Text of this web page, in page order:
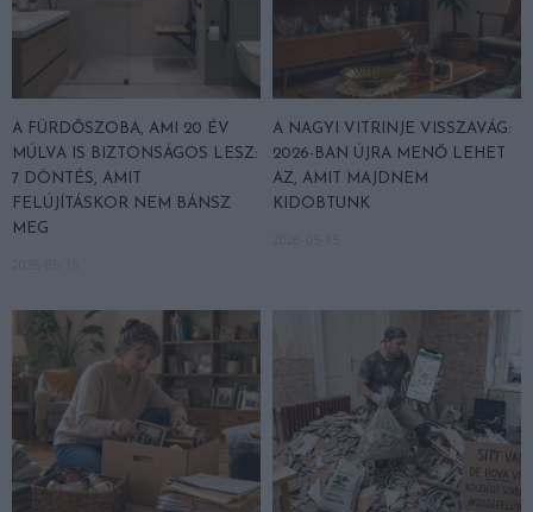
A FÜRDŐSZOBA, AMI 20 ÉV
MÚLVA IS BIZTONSÁGOS LESZ:
7 DÖNTÉS, AMIT
FELÚJÍTÁSKOR NEM BÁNSZ
MEG
A NAGYI VITRINJE VISSZAVÁG:
2026-BAN ÚJRA MENŐ LEHET
AZ, AMIT MAJDNEM
KIDOBTUNK